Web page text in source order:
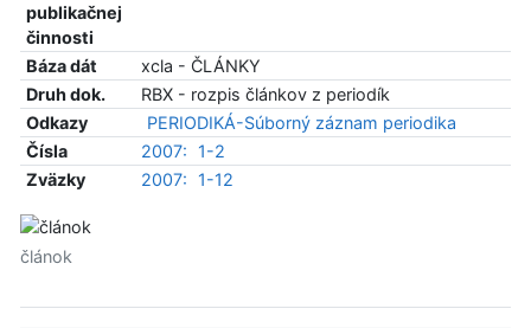
publikačnej
činnosti
Báza dát
xcla - ČLÁNKY
Druh dok.
RBX - rozpis článkov z periodík
Odkazy
PERIODIKÁ-Súborný záznam periodika
Čísla
2007:
1-2
Zväzky
2007: 1-12
článok